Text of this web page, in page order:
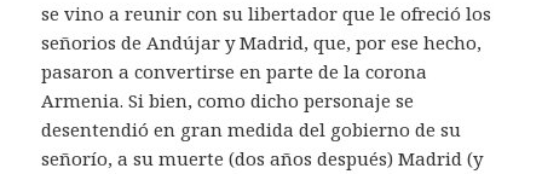
se vino a reunir con su libertador que le ofreció los
señorios de Andújar y Madrid, que, por ese hecho,
pasaron a convertirse en parte de la corona
Armenia. Si bien, como dicho personaje se
desentendió en gran medida del gobierno de su
señorío, a su muerte (dos años después) Madrid (y